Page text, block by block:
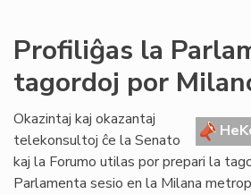
Profiliĝas la
tagordoj por
Okazintaj kaj okazantaj
telekonsultoj ĉe la Senato
kaj la Forumo utilas por prepari la
Parlamenta sesio en la Milana